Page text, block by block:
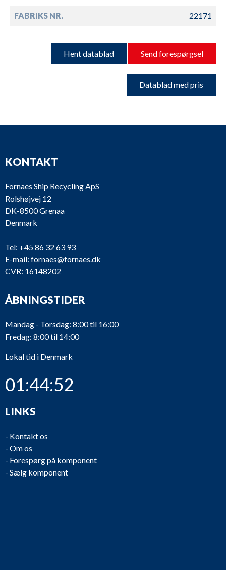
FABRIKS NR. 22171
Hent datablad Send forespørgsel
Datablad med pris
KONTAKT
Fornaes Ship Recycling ApS
Rolshøjvej 12
DK-8500 Grenaa
Denmark
Tel: +45 86 32 63 93
E-mail: fornaes@fornaes.dk
CVR: 16148202
ÅBNINGSTIDER
Mandag - Torsdag: 8:00 til 16:00
Fredag: 8:00 til 14:00
Lokal tid i Denmark
01:44:52
LINKS
- Kontakt os
- Om os
- Forespørg på komponent
- Sælg komponent